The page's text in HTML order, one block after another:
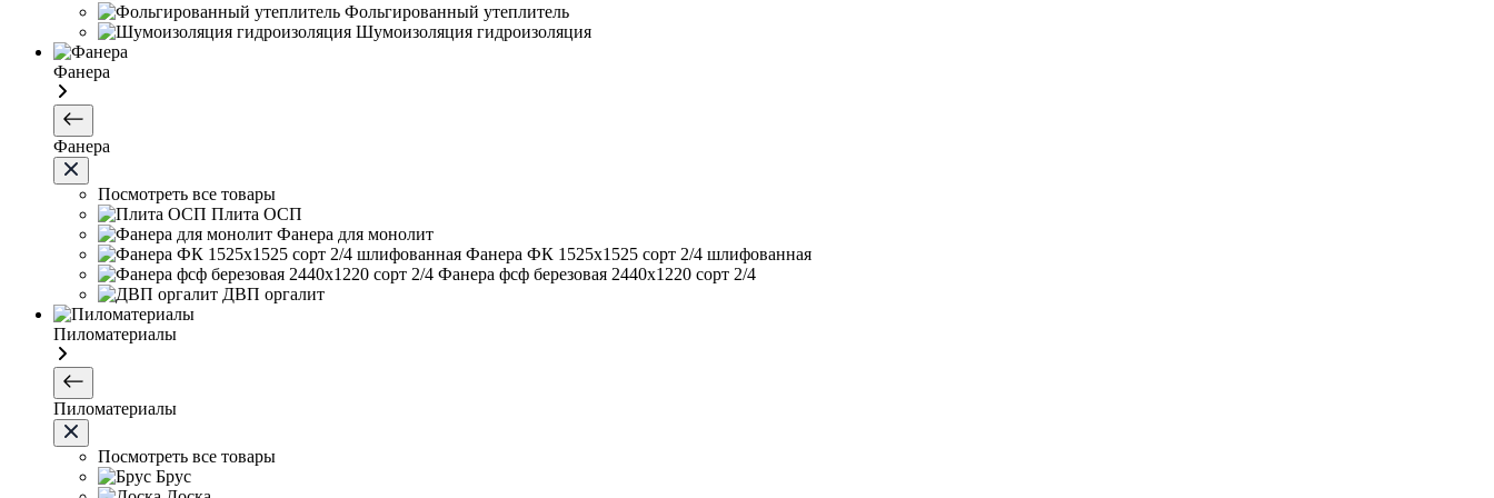
Фольгированный утеплитель
Шумоизоляция гидроизоляция
Фанера
Фанера
Посмотреть все товары
Плита ОСП
Фанера для монолит
Фанера ФК 1525х1525 сорт 2/4 шлифованная
Фанера фсф березовая 2440х1220 сорт 2/4
ДВП оргалит
Пиломатериалы
Пиломатериалы
Посмотреть все товары
Брус